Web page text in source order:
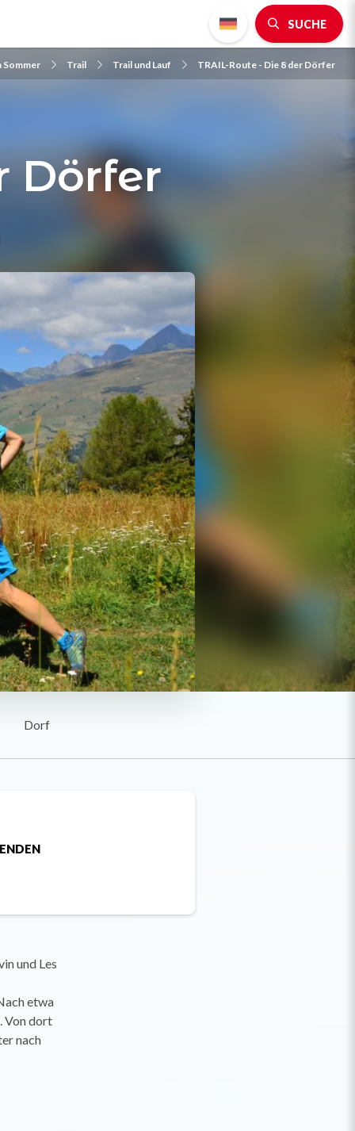
SUCHE
Sommer Trail Trail und Lauf TRAIL-Route - Die 8 der Dörfer
Dörfer
Dorf
und Les
etwa
Von dort
nach